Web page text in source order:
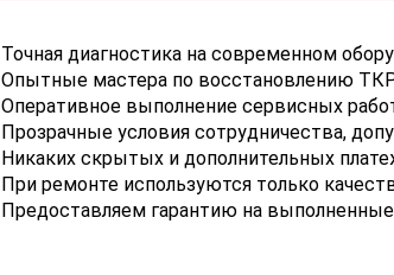
Точная диагностика на современном
Опытные мастера по восстановлению ТКР
Оперативное выполнение сервисных
Прозрачные условия сотрудничества,
Никаких скрытых и дополнительных
При ремонте используются только
Предоставляем гарантию на